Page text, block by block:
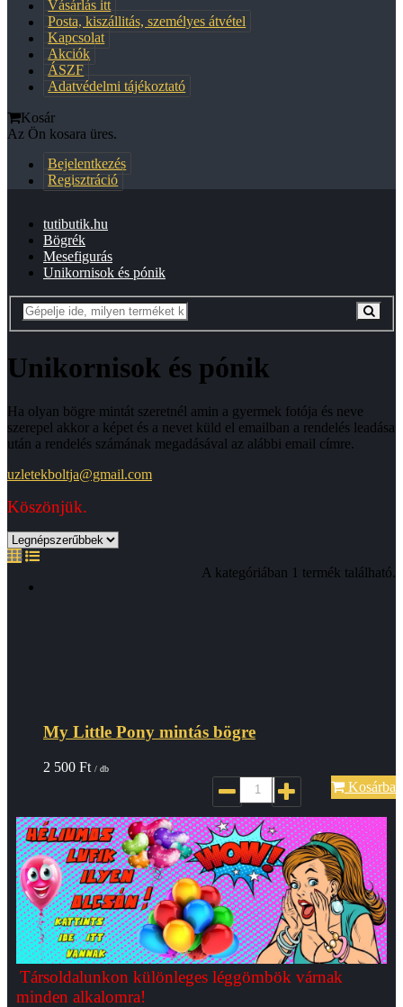
Vásárlás itt
Posta, kiszállitás, személyes átvétel
Kapcsolat
Akciók
ÁSZF
Adatvédelmi tájékoztató
Kosár
Az Ön kosara üres.
Bejelentkezés
Regisztráció
tutibutik.hu
Bögrék
Mesefigurás
Unikornisok és pónik
Unikornisok és pónik
Ha olyan bögre mintát szeretnél amin a gyermek fotója és neve
szerepel akkor a képet és a nevet küld el emailban a rendelés leadása
után a rendelés számának megadásával az alábbi email címre.
uzletekboltja@gmail.com
Köszönjük.
A kategóriában 1 termék található.
My Little Pony mintás bögre
2 500 Ft / db
Kosárba
Társoldalunkon különleges léggömbök várnak
minden alkalomra!